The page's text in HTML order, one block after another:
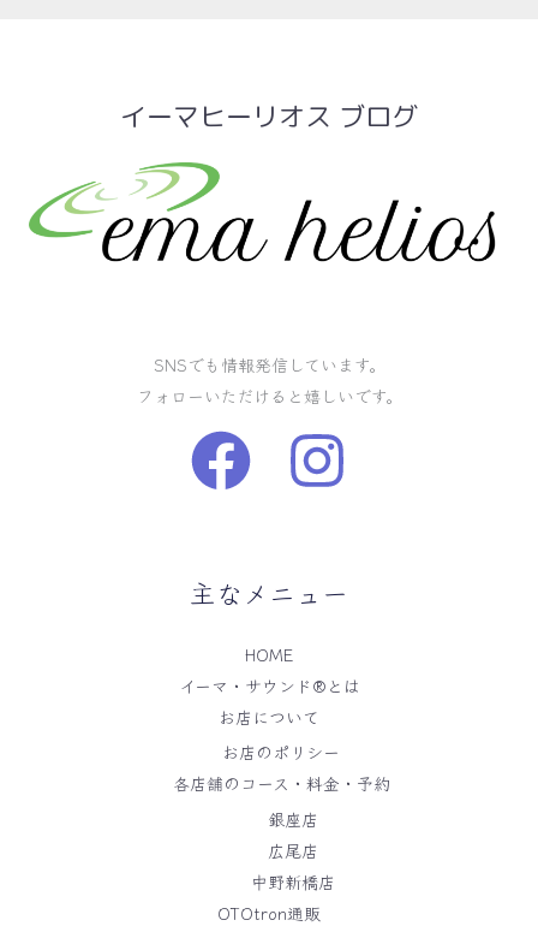
イーマヒーリオス ブログ
SNSでも情報発信しています。
フォローいただけると嬉しいです。
主なメニュー
HOME
イーマ・サウンド®️とは
お店について
お店のポリシー
各店舗のコース・料金・予約
銀座店
広尾店
中野新橋店
OTOtron通販